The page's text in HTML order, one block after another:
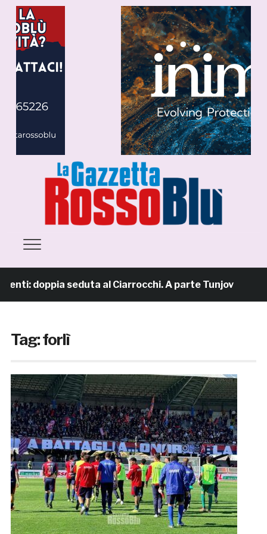
seduta al Ciarrocchi. A parte Tunjov 21 ore fa
Tag:forlì